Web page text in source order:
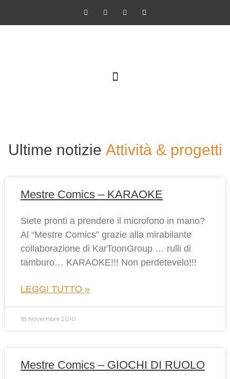
Ultime notizie Attività & progetti
Mestre Comics – KARAOKE
Siete pronti a prendere il microfono in mano?
Al “Mestre Comics” grazie alla mirabilante
collaborazione di KarToonGroup … rulli di
tamburo… KARAOKE!!! Non perdetevelo!!!
LEGGI TUTTO »
18 Novembre 2010
Mestre Comics – GIOCHI DI RUOLO